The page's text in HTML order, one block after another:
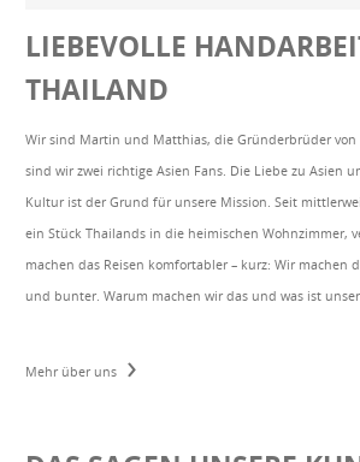
LIEBEVOLLE
THAILAND
Wir sind Martin und Matthias, die Gründerbrüder von
sind wir zwei richtige Asien Fans. Die Liebe zu Asien
Kultur ist der Grund für unsere Mission. Seit
ein Stück Thailands in die heimischen Wohnzimmer,
machen das Reisen komfortabler – kurz: Wir machen
und bunter. Warum machen wir das und was ist
Mehr über uns ›